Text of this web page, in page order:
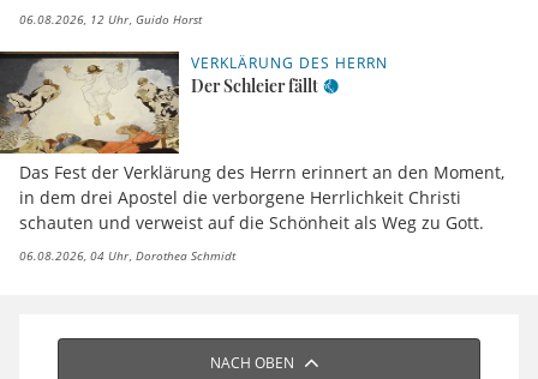
06.08.2026, 12 Uhr Guido Horst
VERKLÄRUNG DES HERRN
Der Schleier fällt
Das Fest der Verklärung des Herrn erinnert an den Moment,
in dem drei Apostel die verborgene Herrlichkeit Christi
schauten und verweist auf die Schönheit als Weg zu Gott.
06.08.2026, 04 Uhr Dorothea Schmidt
NACH OBEN